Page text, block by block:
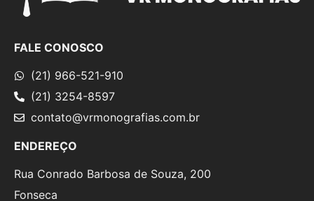
FALE CONOSCO
(21) 966-521-910
(21) 3254-8597
contato@vrmonografias.com.br
ENDEREÇO
Rua Conrado Barbosa de Souza, 200
Fonseca